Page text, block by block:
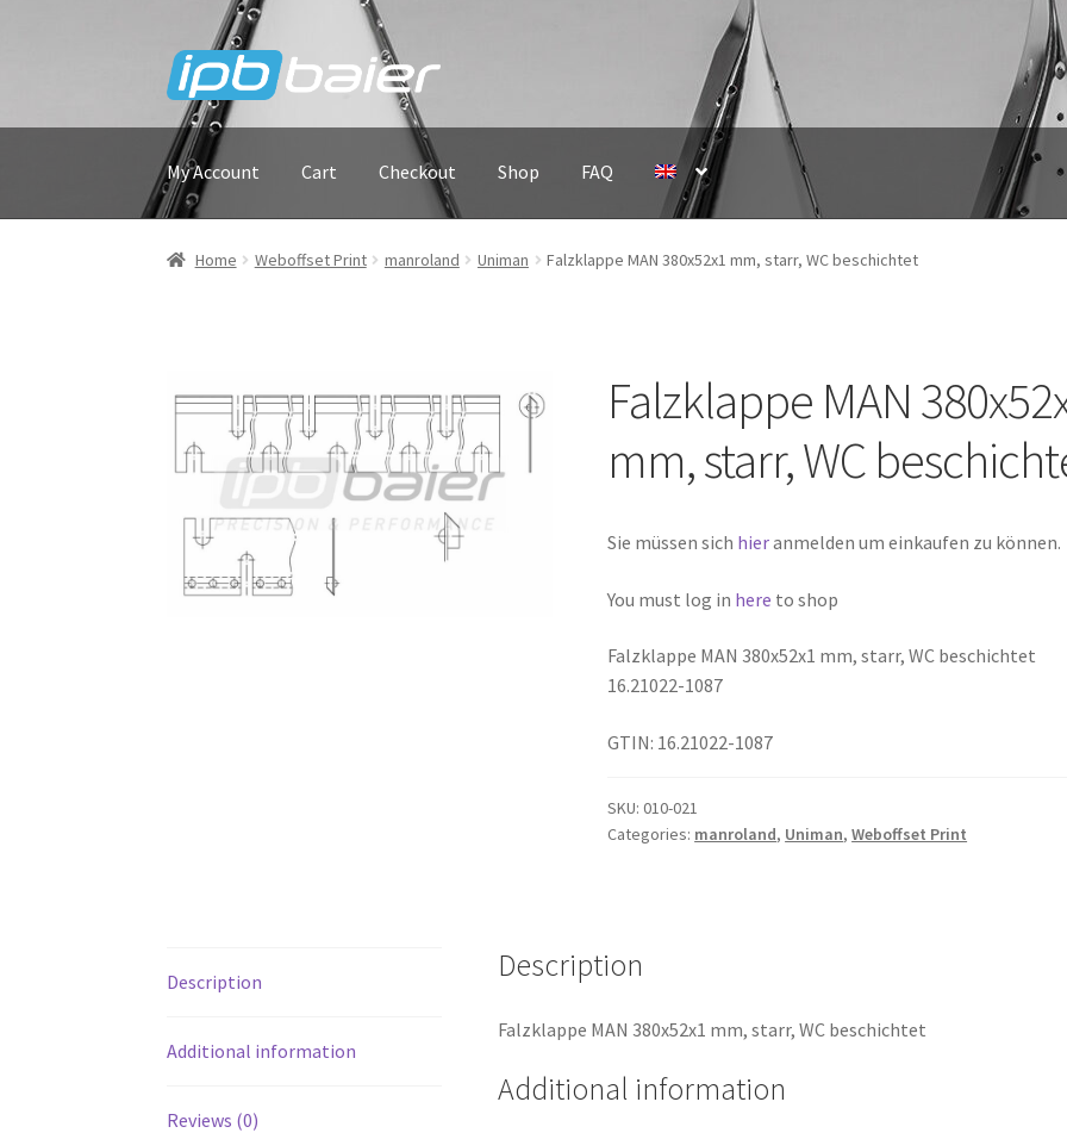
Skip
to
navigation
Skip
to
content
My Account Cart Checkout Shop FAQ
Home Weboffset Print manroland Uniman Falzklappe MAN 380x52x1 mm, starr, WC beschichtet
Falzklappe MAN
mm, starr, WC
Sie müssen sich hieranmelden um einkaufen zu können.
You must log in here to shop
Falzklappe MAN 380x52x1 mm, starr, WC beschichtet
16.21022-1087
GTIN: 16.21022-1087
SKU:010-021
Categories: manroland, Uniman,Weboffset Print
Description
Additional information
Reviews (0)
Description
Falzklappe MAN 380x52x1 mm, starr, WC beschichtet
Additional information